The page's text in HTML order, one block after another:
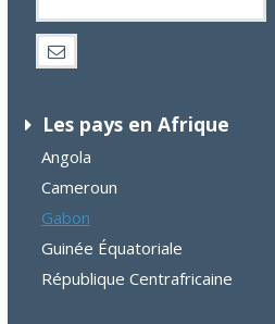
Les pays en Afrique
Angola
Cameroun
Gabon
Guinée Équatoriale
République Centrafricaine